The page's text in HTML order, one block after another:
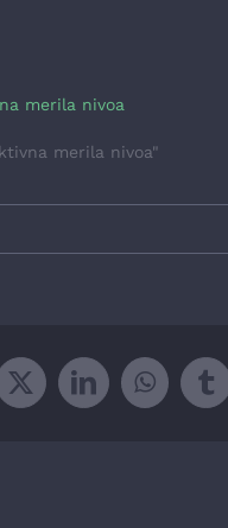
merila nivoa
merila nivoa"
X LinkedIn